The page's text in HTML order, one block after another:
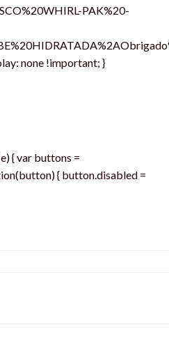
PAK%20-
none !important; }
{ var buttons =
{ button.disabled =